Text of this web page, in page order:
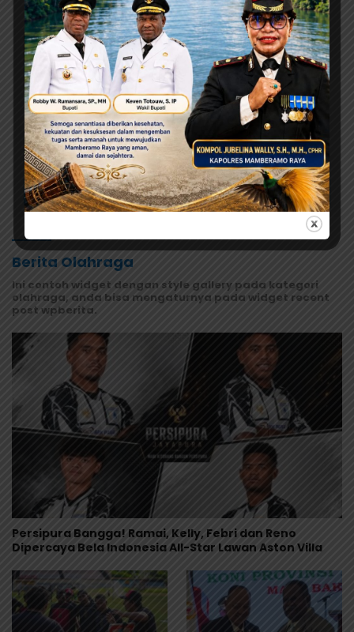
Keadilan bagi Saireri”
Agustus 7, 2026
Warisan Leluhur Pulang ke Papua,
Ribuan Artefak dari Amerika
Diserahkan ke Museum Uncen
Agustus 7, 2026
Evaluasi Total MBG di Jayapura,
Pemerintah Pastikan Keamanan
dan Kualitas Makanan
Selengkapnya
Berita Olahraga
Ini contoh widget dengan style gallery pada kategori
olahraga, anda bisa mengaturnya pada widget recent
post wpberita.
Persipura Bangga! Ramai, Kelly, Febri dan Reno
Dipercaya Bela Indonesia All-Star Lawan Aston Villa